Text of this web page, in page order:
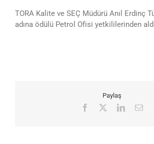
TORA Kalite ve SEÇ Müdürü Anıl Erdinç
adına ödülü Petrol Ofisi yetkililerinden
Paylaş
Facebook LinkedIn
E-